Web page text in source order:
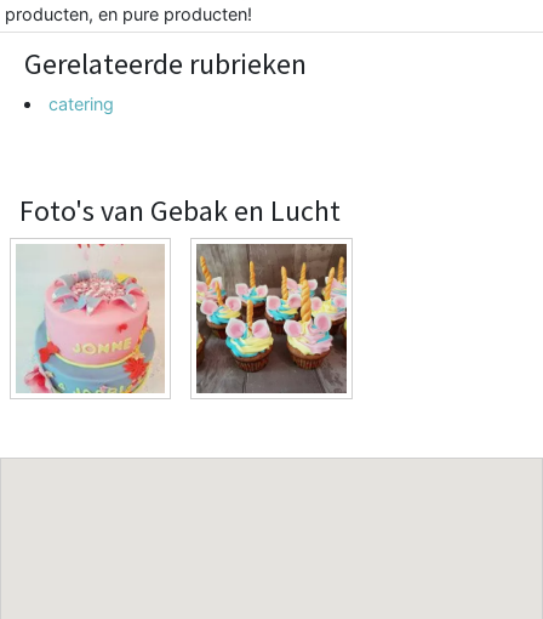
producten, en pure producten!
Gerelateerde rubrieken
catering
Foto's van Gebak en Lucht